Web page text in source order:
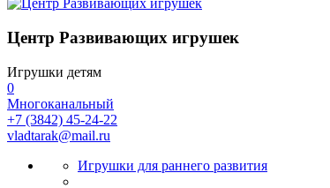
Центр Развивающих игрушек
Игрушки детям
0
Многоканальный
+7 (3842) 45-24-22
vladtarak@mail.ru
Игрушки для раннего развития